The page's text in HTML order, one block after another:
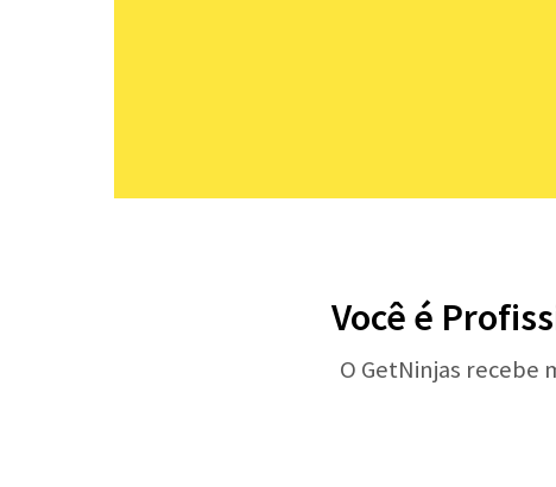
Você é
O GetNinjas recebe